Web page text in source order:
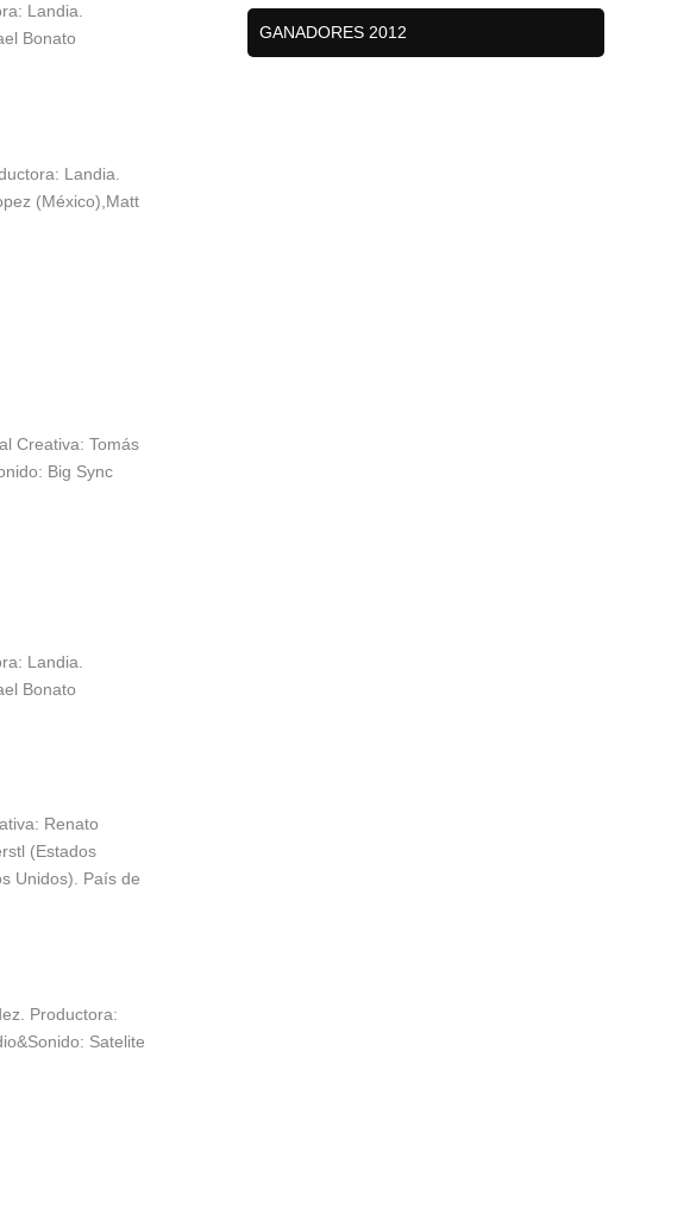
Landia.
Bonato
Landia.
(México),Matt
Creativa: Tomás
Big Sync
Landia.
Bonato
Renato
(Estados
Unidos). País de
Productora:
Satelite
GANADORES 2012